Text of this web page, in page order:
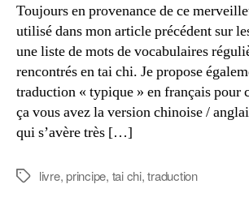
Toujours en provenance de ce
utilisé dans mon article précédent sur
une liste de mots de vocabulaires
rencontrés en tai chi. Je propose
traduction « typique » en français pour
ça vous avez la version chinoise /
qui s’avère très […]
Étiquettes
livre,principe, tai chi,traduction